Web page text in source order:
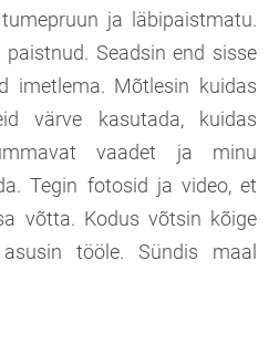
ja läbipaistmatu.
Seadsin end sisse
imetlema. Mõtlesin kuidas
värve kasutada, kuidas
vaadet ja minu
Tegin fotosid ja video, et
võtta. Kodus võtsin kõige
tööle. Sündis maal